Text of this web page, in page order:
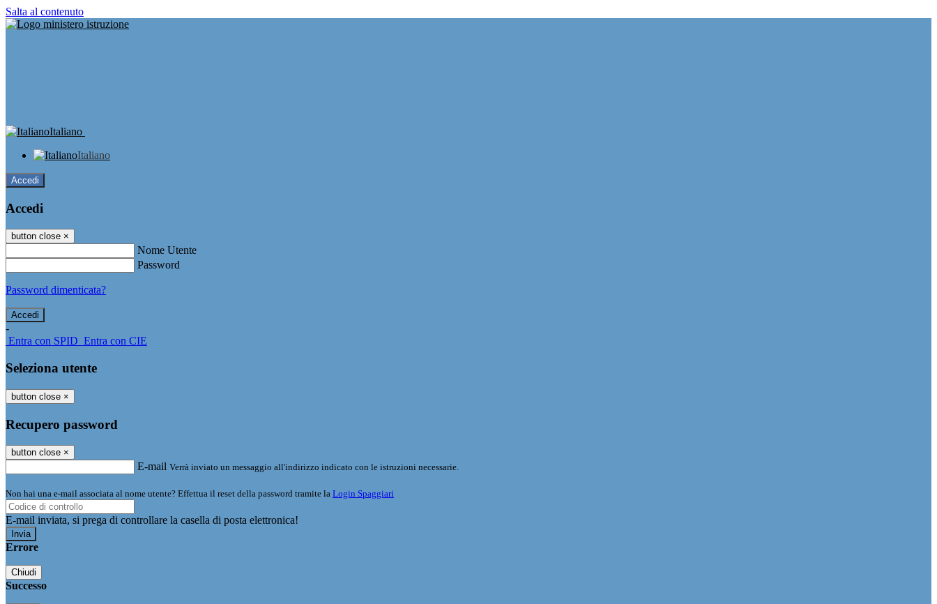
Salta al contenuto
Italiano
Italiano
Accedi
Accedi
button close ×
Nome Utente
Password
Password dimenticata?
-
Entra con SPID Entra con CIE
Seleziona utente
button close ×
Recupero password
button close ×
E-mail Verrà inviato un messaggio all'indirizzo indicato con le istruzioni necessarie.
Non hai una e-mail associata al nome utente? Effettua il reset della password tramite la Login Spaggiari
E-mail inviata, si prega di controllare la casella di posta elettronica!
Errore
Chiudi
Successo